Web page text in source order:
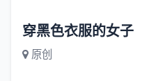
穿黑色衣服的女子
原创